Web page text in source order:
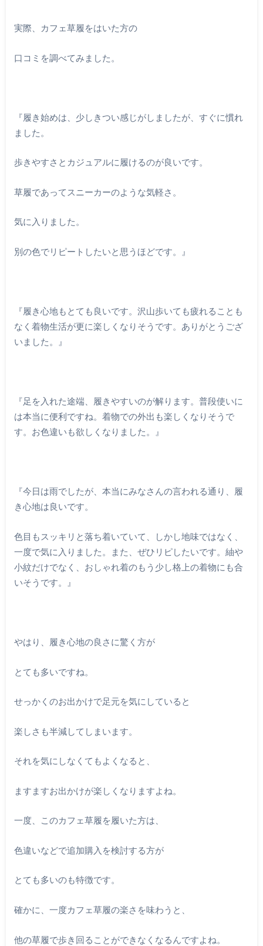
実際、カフェ草履をはいた方の
口コミを調べてみました。
『履き始めは、少しきつい感じがしましたが、すぐに慣れ
ました。
歩きやすさとカジュアルに履けるのが良いです。
草履であってスニーカーのような気軽さ。
気に入りました。
別の色でリピートしたいと思うほどです。』
『履き心地もとても良いです。沢山歩いても疲れることも
なく着物生活が更に楽しくなりそうです。ありがとうござ
いました。』
『足を入れた途端、履きやすいのが解ります。普段使いに
は本当に便利ですね。着物での外出も楽しくなりそうで
す。お色違いも欲しくなりました。』
『今日は雨でしたが、本当にみなさんの言われる通り、履
き心地は良いです。
色目もスッキリと落ち着いていて、しかし地味ではなく、
一度で気に入りました。また、ぜひリピしたいです。紬や
小紋だけでなく、おしゃれ着のもう少し格上の着物にも合
いそうです。』
やはり、履き心地の良さに驚く方が
とても多いですね。
せっかくのお出かけで足元を気にしていると
楽しさも半減してしまいます。
それを気にしなくてもよくなると、
ますますお出かけが楽しくなりますよね。
一度、このカフェ草履を履いた方は、
色違いなどで追加購入を検討する方が
とても多いのも特徴です。
確かに、一度カフェ草履の楽さを味わうと、
他の草履で歩き回ることができなくなるんですよね。